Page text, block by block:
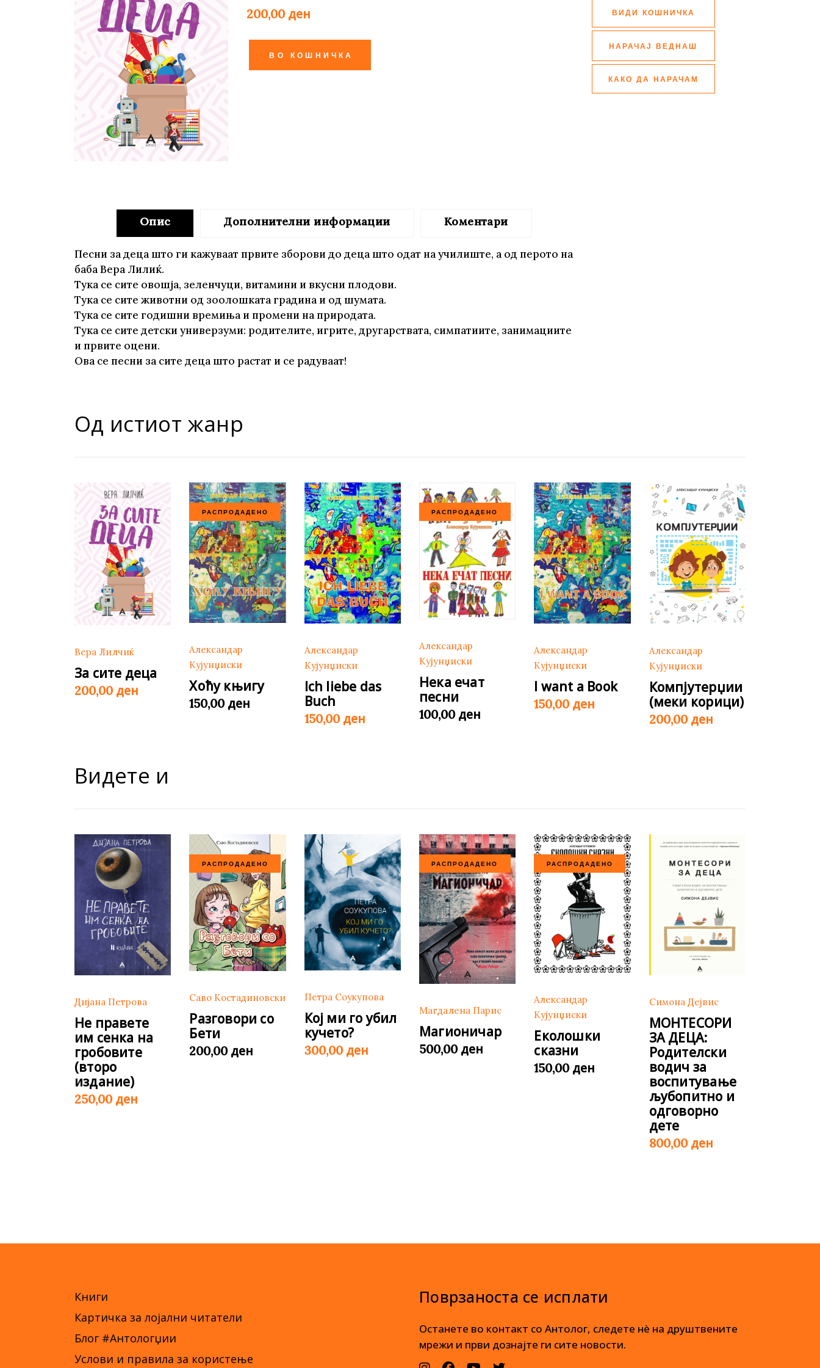
Young adult
Сите фикција
Сите нефикција
200,00 ден
ВО КОШНИЧКА
Опис Дополнителни информации Коментари
Песни за деца што ги кажуваат првите зборови до деца што одат на училиште, а од перото на
баба Вера Лилиќ.
Тука се сите овошја, зеленчуци, витамини и вкусни плодови.
Тука се сите животни од зоолошката градина и од шумата.
Тука се сите годишни времиња и промени на природата.
Тука се сите детски универзуми: родителите, игрите, другарствата, симпатиите, занимациите
и првите оцени.
Ова се песни за сите деца што растат и се радуваат!
ВИДИ КОШНИЧКА
НАРАЧАЈ ВЕДНАШ
КАКО ДА НАРАЧАМ
Од истиот жанр
Вера Лилчиќ
За сите деца
200,00 ден
РАСПРОДАДЕНО
Александар
Кујунџиски
Хоћу књигу
150,00 ден
Александар
Кујунџиски
Ich liebe das
Buch
150,00 ден
РАСПРОДАДЕНО
Александар
Кујунџиски
Нека ечат
песни
100,00 ден
Александар
Кујунџиски
I want a Book
150,00 ден
Александар
Кујунџиски
Компјутерџии
(меки корици)
200,00 ден
Видете и
Дијана Петрова
Не правете
им сенка на
гробовите
(второ
издание)
250,00 ден
РАСПРОДАДЕНО
Саво Костадиновски
Разговори со
Бети
200,00 ден
Петра Соукупова
Кој ми го убил
кучето?
300,00 ден
РАСПРОДАДЕНО
Магдалена Парис
Магионичар
500,00 ден
РАСПРОДАДЕНО
Александар
Кујунџиски
Еколошки
сказни
150,00 ден
Симона Дејвис
МОНТЕСОРИ
ЗА ДЕЦА:
Родителски
водич за
воспитување
љубопитно и
одговорно
дете
800,00 ден
Книги
Картичка за лојални читатели
Блог #Антологџии
Услови и правила за користење
Поврзаноста се исплати
Останете во контакт со Антолог, следете нè на друштвените
мрежи и први дознајте ги сите новости.